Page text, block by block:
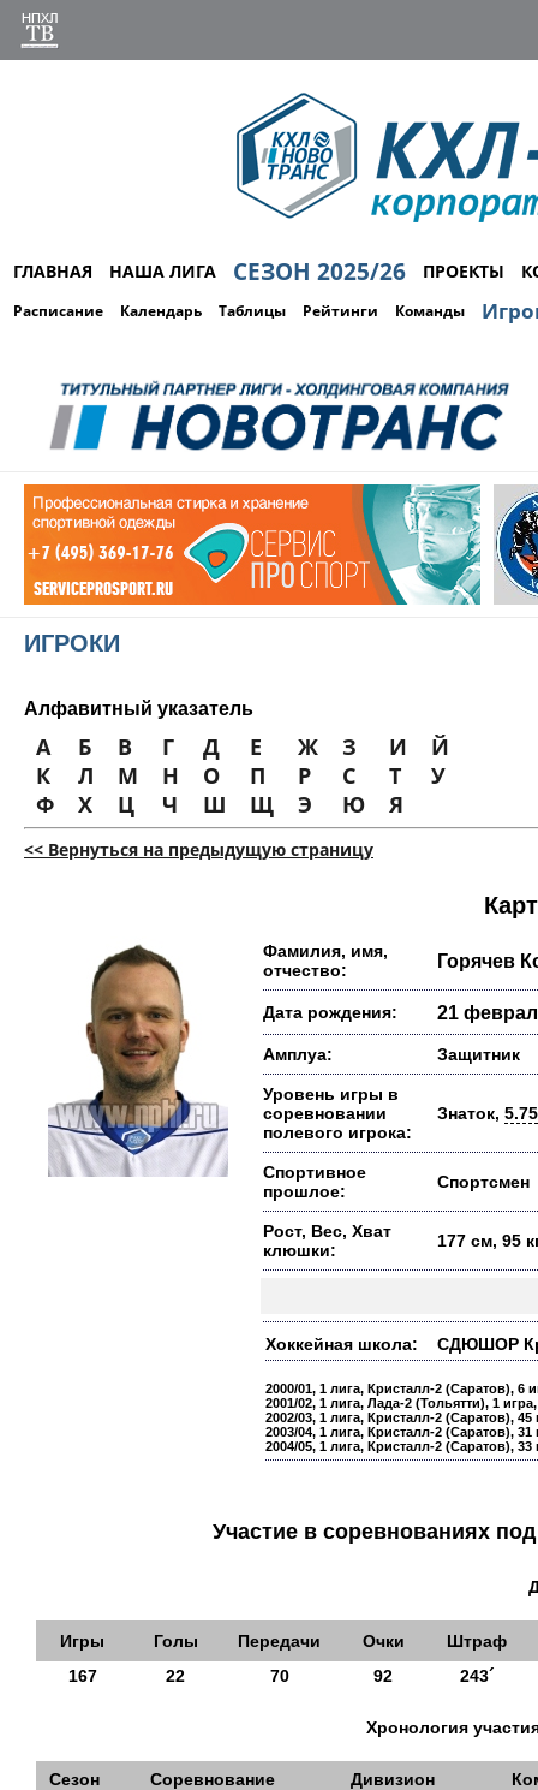
ГЛАВНАЯ НАША ЛИГА СЕЗОН 2025/26 ПРОЕКТЫ
Расписание Календарь Таблицы Рейтинги Команды
ИГРОКИ
Алфавитный указатель
А Б В Г Д Е Ж З И
Й
К
Л М Н О П Р С Т
У
Ф
Х Ц Ч Ш Щ Э Ю Я
<< Вернуться на предыдущую страницу
Фамилия, имя,
отчество:
Горячев
Дата рождения: 21
Амплуа: Защитник
Уровень игры в
соревновании
полевого игрока:
Знаток, 5.75
Спортивное
прошлое:
Спортсмен
Рост, Вес, Хват
клюшки:
177 см, 95
Хоккейная школа: СДЮШОР
2000/01, 1 лига, Кристалл-2 (Саратов), 6
2001/02, 1 лига, Лада-2 (Тольятти), 1
2002/03, 1 лига, Кристалл-2 (Саратов), 45
2003/04, 1 лига, Кристалл-2 (Саратов), 31
2004/05, 1 лига, Кристалл-2 (Саратов), 33
Участие в соревнованиях
Игры Голы Передачи Очки
Штраф
167
22 70 92 243´
Хронология
Сезон Соревнование Дивизион